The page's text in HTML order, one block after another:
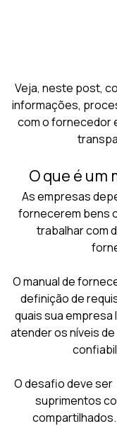
Veja, neste post,
informações,
com o fornecedor
O que é
As empresas
fornecerem bens
trabalhar com
O manual de
definição de
quais sua empresa
atender os níveis
O desafio deve
suprimentos